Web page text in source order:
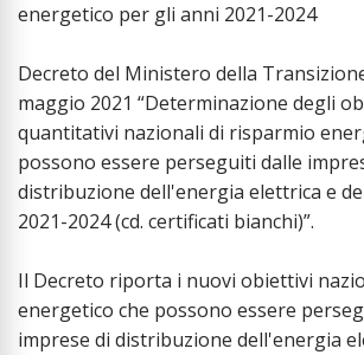
energetico per gli anni 2021-2024
Decreto del Ministero della
maggio 2021 “Determinazione degli
quantitativi nazionali di risparmio
possono essere perseguiti dalle
distribuzione dell'energia elettrica e
2021-2024 (cd. certificati bianchi)”.
Il Decreto riporta i nuovi obiettivi
energetico che possono essere
imprese di distribuzione dell'energia